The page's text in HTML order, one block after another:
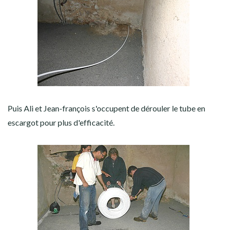
Puis Ali et Jean-françois s'occupent de dérouler le tube en
escargot pour plus d'efficacité.